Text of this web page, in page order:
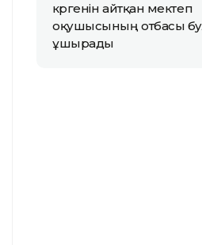
көргенін айтқан мектеп
оқушысының отбасы
ұшырады